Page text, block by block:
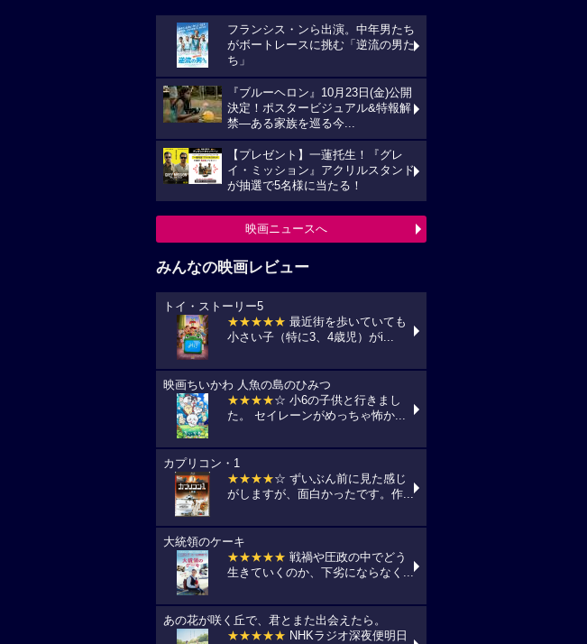
フランシス・ンら出演。中年男たち
がボートレースに挑む「逆流の男た
ち」
『ブルーヘロン』10月23日(金)公開
決定！ポスタービジュアル&特報解
禁―ある家族を巡る今...
【プレゼント】一蓮托生！『グレ
イ・ミッション』アクリルスタンド
が抽選で5名様に当たる！
映画ニュースへ
みんなの映画レビュー
トイ・ストーリー5
★★★★★ 最近街を歩いていても
小さい子（特に3、4歳児）がi...
映画ちいかわ 人魚の島のひみつ
★★★★☆ 小6の子供と行きまし
た。 セイレーンがめっちゃ怖か...
カプリコン・1
★★★★☆ ずいぶん前に見た感じ
がしますが、面白かったです。作...
大統領のケーキ
★★★★★ 戦禍や圧政の中でどう
生きていくのか、下劣にならなく...
あの花が咲く丘で、君とまた出会えたら。
★★★★★ NHKラジオ深夜便明日